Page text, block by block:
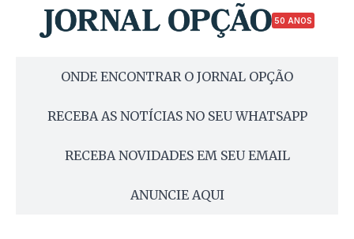
50 ANOS
ONDE ENCONTRAR O JORNAL OPÇÃO
RECEBA AS NOTÍCIAS NO SEU WHATSAPP
RECEBA NOVIDADES EM SEU EMAIL
ANUNCIE AQUI